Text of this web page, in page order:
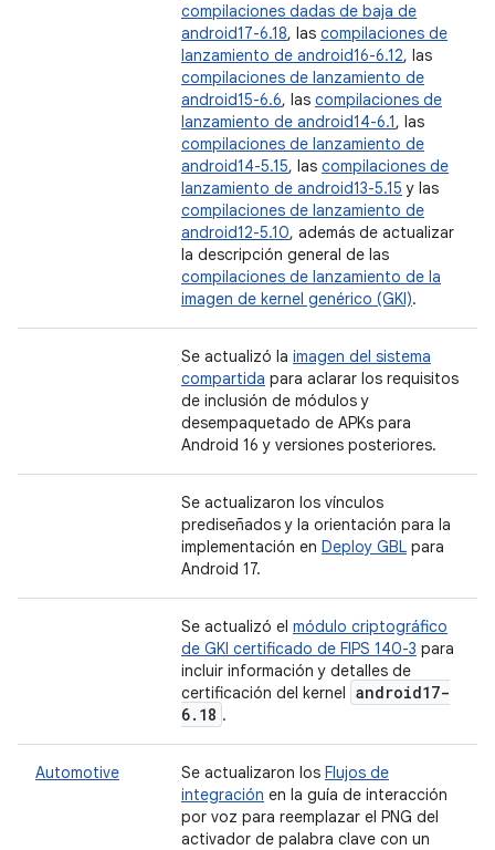
compilaciones dadas de baja de
android17-6.18, las compilaciones de
lanzamiento de android16-6.12, las
compilaciones de lanzamiento de
android15-6.6, las compilaciones de
lanzamiento de android14-6.1, las
compilaciones de lanzamiento de
android14-5.15, las compilaciones de
lanzamiento de android13-5.15 y las
compilaciones de lanzamiento de
android12-5.10, además de actualizar
la descripción general de las
compilaciones de lanzamiento de la
imagen de kernel genérico (GKI).
Se actualizó la imagen del sistema
compartida para aclarar los requisitos
de inclusión de módulos y
desempaquetado de APKs para
Android 16 y versiones posteriores.
Se actualizaron los vínculos
prediseñados y la orientación para la
implementación en Deploy GBL para
Android 17.
Se actualizó el módulo criptográfico
de GKI certificado de FIPS 140-3 para
incluir información y detalles de
certificación del kernel android17-
6. 18 .
Automotive Se actualizaron los Flujos de
integración en la guía de interacción
por voz para reemplazar el PNG del
activador de palabra clave con un